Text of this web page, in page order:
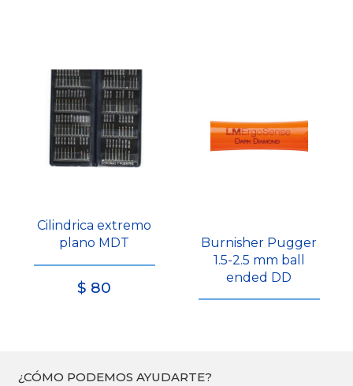
Cilindrica extremo
plano MDT
$ 80
Burnisher Pugger
1.5-2.5 mm ball
ended DD
¿CÓMO PODEMOS AYUDARTE?